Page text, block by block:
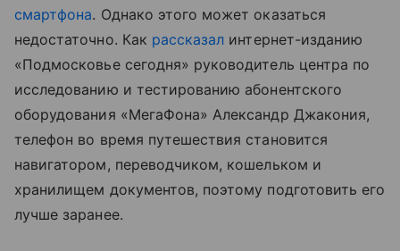
смартфона. Однако этого может оказаться
недостаточно. Как рассказал интернет-изданию
«Подмосковье сегодня» руководитель центра по
исследованию и тестированию абонентского
оборудования «МегаФона» Александр Джакония,
телефон во время путешествия становится
навигатором, переводчиком, кошельком и
хранилищем документов, поэтому подготовить его
лучше заранее.